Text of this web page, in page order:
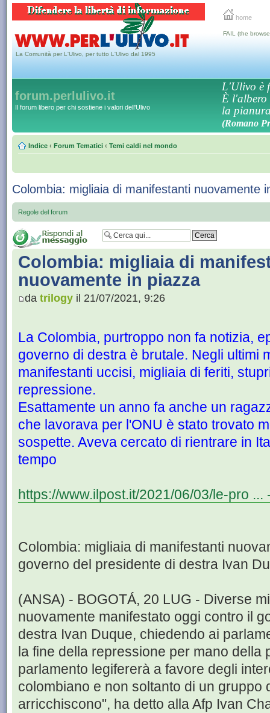
home
La Comunità per L'Ulivo, per tutto L'Ulivo dal 1995
FAIL (the
forum.perlulivo.it
Il forum libero per chi sostiene i valori dell'Ulivo
L'Ulivo è
È l'albero
la
(Romano
Indice ‹ Forum Tematici ‹ Temi caldi nel mondo
Colombia: migliaia di manifestanti nuovamente
Regole del forum
Colombia: migliaia di
nuovamente in piazza
da trilogy il 21/07/2021, 9:26
La Colombia, purtroppo non fa notizia,
governo di destra è brutale. Negli ultimi
manifestanti uccisi, migliaia di feriti,
repressione.
Esattamente un anno fa anche un
che lavorava per l'ONU è stato trovato
sospette. Aveva cercato di rientrare in
tempo
https://www.ilpost.it/2021/06/03/le-pro ...
Colombia: migliaia di manifestanti
governo del presidente di destra Ivan
(ANSA) - BOGOTÁ, 20 LUG - Diverse
nuovamente manifestato oggi contro il
destra Ivan Duque, chiedendo ai
la fine della repressione per mano della
parlamento legifererà a favore degli
colombiano e non soltanto di un gruppo
arricchiscono", ha detto alla Afp Ivan